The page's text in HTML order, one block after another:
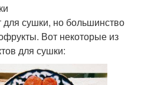
сушки, но большинство
Вот некоторые из
для сушки: